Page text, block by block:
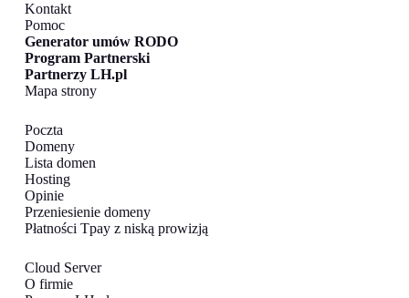
Kontakt
Pomoc
Generator umów RODO
Program Partnerski
Partnerzy LH.pl
Mapa strony
Poczta
Domeny
Lista domen
Hosting
Opinie
Przeniesienie domeny
Płatności Tpay z niską prowizją
Cloud Server
O firmie